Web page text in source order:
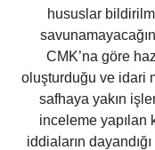
hususlar
CMK’na göre
oluşturduğu ve idari
safhaya yakın
inceleme yapılan
iddiaların